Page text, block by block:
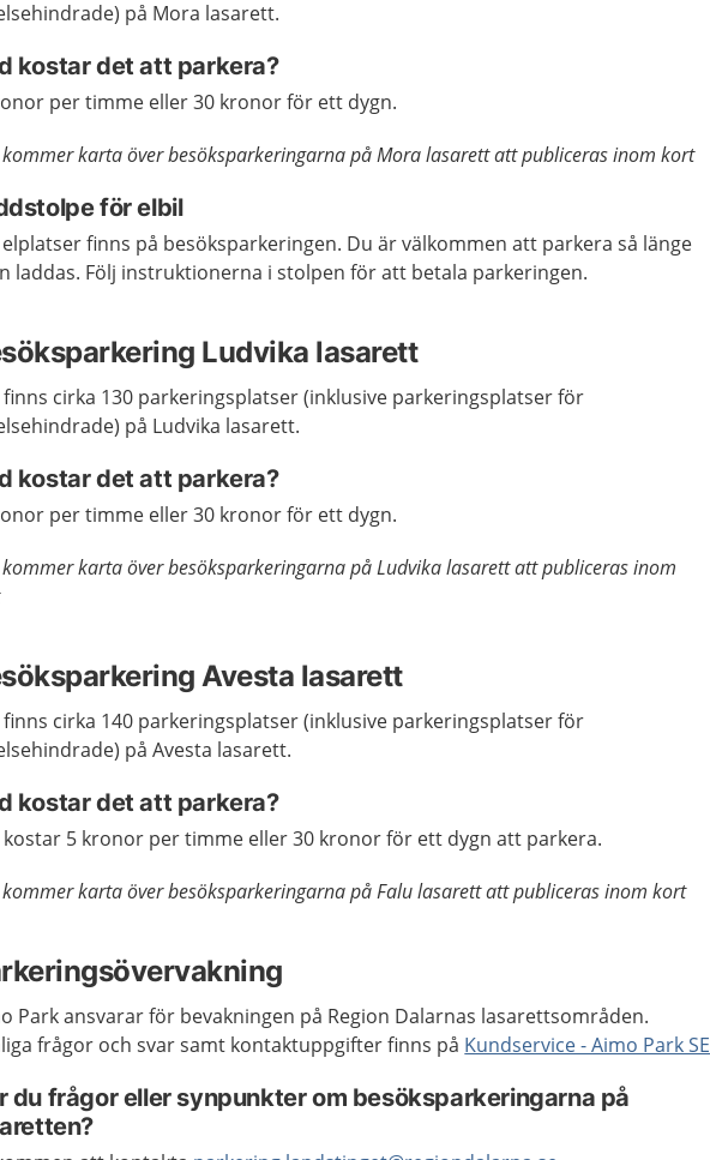
på Mora lasarett.
kostar det att parkera?
per timme eller 30 kronor för ett dygn.
karta över besöksparkeringarna på Mora lasarett att publiceras inom kort
för elbil
elplatser finns på besöksparkeringen. Du är välkommen att parkera så länge
laddas. Följ instruktionerna i stolpen för att betala parkeringen.
Ludvika lasarett
finns cirka 130 parkeringsplatser (inklusive parkeringsplatser för
på Ludvika lasarett.
kostar det att parkera?
per timme eller 30 kronor för ett dygn.
karta över besöksparkeringarna på Ludvika lasarett att publiceras inom
Avesta lasarett
finns cirka 140 parkeringsplatser (inklusive parkeringsplatser för
på Avesta lasarett.
kostar det att parkera?
kostar 5 kronor per timme eller 30 kronor för ett dygn att parkera.
karta över besöksparkeringarna på Falu lasarett att publiceras inom kort
Park ansvarar för bevakningen på Region Dalarnas lasarettsområden.
frågor och svar samt kontaktuppgifter finns på Kundservice - Aimo Park SE
du frågor eller synpunkter om besöksparkeringarna på